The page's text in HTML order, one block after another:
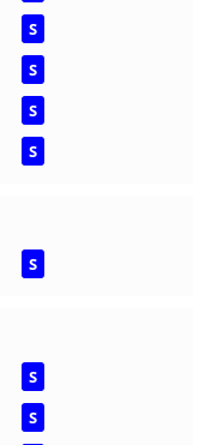
S
S
S
S
S
S
S